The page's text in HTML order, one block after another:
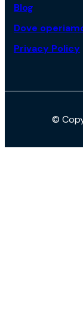
Blog
Dove
Privacy Policy
©